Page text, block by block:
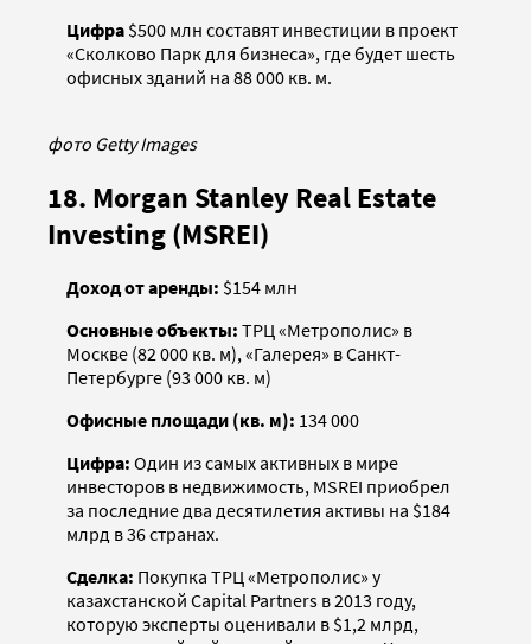
Цифра $500 млн составят инвестиции в проект
«Сколково Парк для бизнеса», где будет шесть
офисных зданий на 88 000 кв. м.
фото Getty Images
18. Morgan Stanley Real Estate
Investing (MSREI)
Доход от аренды: $154 млн
Основные объекты: ТРЦ «Метрополис» в
Москве (82 000 кв. м), «Галерея» в Санкт-
Петербурге (93 000 кв. м)
Офисные площади (кв. м): 134 000
Цифра: Один из самых активных в мире
инвесторов в недвижимость, MSREI приобрел
за последние два десятилетия активы на $184
млрд в 36 странах.
Сделка: Покупка ТРЦ «Метрополис» у
казахстанской Capital Partners в 2013 году,
которую эксперты оценивали в $1,2 млрд,